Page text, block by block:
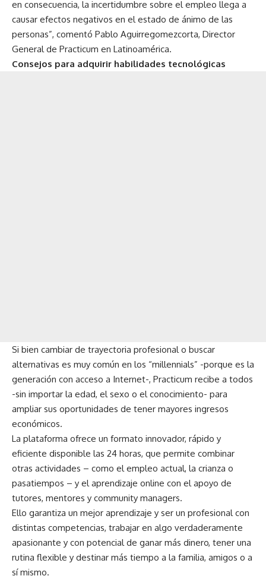
en consecuencia, la incertidumbre sobre el empleo llega a
causar efectos negativos en el estado de ánimo de las
personas”, comentó Pablo Aguirregomezcorta, Director
General de Practicum en Latinoamérica.
Consejos para adquirir habilidades tecnológicas
Si bien cambiar de trayectoria profesional o buscar
alternativas es muy común en los “millennials” -porque es la
generación con acceso a Internet-, Practicum recibe a todos
-sin importar la edad, el sexo o el conocimiento- para
ampliar sus oportunidades de tener mayores ingresos
económicos.
La plataforma ofrece un formato innovador, rápido y
eficiente disponible las 24 horas, que permite combinar
otras actividades – como el empleo actual, la crianza o
pasatiempos – y el aprendizaje online con el apoyo de
tutores, mentores y community managers.
Ello garantiza un mejor aprendizaje y ser un profesional con
distintas competencias, trabajar en algo verdaderamente
apasionante y con potencial de ganar más dinero, tener una
rutina flexible y destinar más tiempo a la familia, amigos o a
sí mismo.